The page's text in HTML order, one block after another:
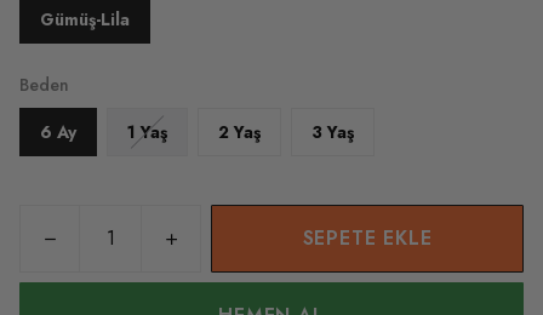
Gümüş-Lila
Beden
6 Ay
1 Yaş 2 Yaş 3 Yaş
SEPETE EKLE